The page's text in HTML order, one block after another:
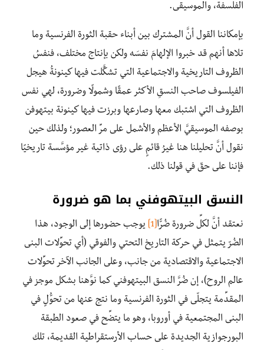
الفلسفة، والموسيقى.
بإمكاننا القول أنَّ المشترك بين أبناء حقبة الثورة الفرنسية وما
تلاها أنهم قد خبروا الإلهامَ نفسَه ولكن بإنتاج مختلف، فنفسُ
الظروف التاريخية والاجتماعية التي تشكٌَلت فيها كينونةُ هيجل
الفيلسوف صاحب النسقِ الأكثر عمقًا وشمولًا وضرورة، لهي نفس
الظروف التي اشتبك معها وصارعها وبرزت فيها كينونة بيتهوفن
بوصفه الموسيقيَّ الأعظم والأشمل على مرِّ العصور؛ ولذلك حين
نقول أنَّ تحليلنا هنا غيرُ قائمٍ على رؤى ذاتية غير مؤسَّسة تاريخيًا
فإننا على حقّ في قولنا ذلك.
النسق البيتهوفني بما هو ضرورة
نعتقد أنَّ لكلِّ ضرورة ضُرًّا[1]
يوجب حضورها إلى الوجود، هذا
الضُرّ يتمثل في حركة التاريخ التحتي والفوقي (أي تحوِّلات البنى
الاجتماعية والاقتصادية من جانب، وعلى الجانب الآخر تحوِّلات
عالم الروح)، إن ضُرَّ النسق البيتهوفني كما نوَّهنا بشكل موجز في
المقدِّمة يتجلّى في الثورة الفرنسية وما نتج عنها من تحوُّلٍ في
البنى المجتمعية في أوروبا، وهو ما يتضِّح في صعود الطبقة
البورجوازية الجديدة على حساب الأرستقراطية القديمة، تلك